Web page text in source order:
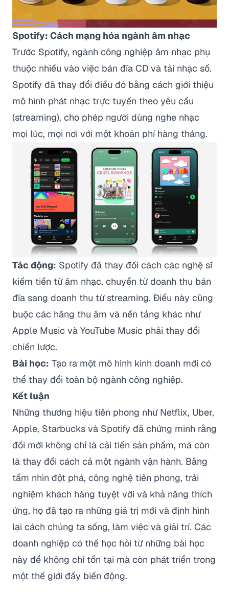
Spotify: Cách mạng hóa ngành âm nhạc
Trước Spotify, ngành công nghiệp âm nhạc phụ
thuộc nhiều vào việc bán đĩa CD và tải nhạc số.
Spotify đã thay đổi điều đó bằng cách giới thiệu
mô hình phát nhạc trực tuyến theo yêu cầu
(streaming), cho phép người dùng nghe nhạc
mọi lúc, mọi nơi với một khoản phí hàng tháng.
Tác động: Spotify đã thay đổi cách các nghệ sĩ
kiếm tiền từ âm nhạc, chuyển từ doanh thu bán
đĩa sang doanh thu từ streaming. Điều này cũng
buộc các hãng thu âm và nền tảng khác như
Apple Music và YouTube Music phải thay đổi
chiến lược.
Bài học: Tạo ra một mô hình kinh doanh mới có
thể thay đổi toàn bộ ngành công nghiệp.
Kết luận
Những thương hiệu tiên phong như Netflix, Uber,
Apple, Starbucks và Spotify đã chứng minh rằng
đổi mới không chỉ là cải tiến sản phẩm, mà còn
là thay đổi cách cả một ngành vận hành. Bằng
tầm nhìn đột phá, công nghệ tiên phong, trải
nghiệm khách hàng tuyệt vời và khả năng thích
ứng, họ đã tạo ra những giá trị mới và định hình
lại cách chúng ta sống, làm việc và giải trí. Các
doanh nghiệp có thể học hỏi từ những bài học
này để không chỉ tồn tại mà còn phát triển trong
một thế giới đầy biến động.